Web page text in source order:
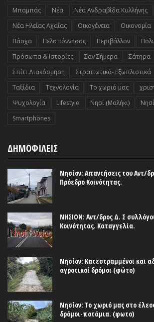
Μπαμπάς
Νέα Νέα Ανδραβίδα Κυλλήνης
Νέα Ηλείας Αχαΐας
Οικογένεια Οικονομία
Πάσχα
Πελοπόννησος Περιβάλλον
Πρόσωπα & Ιστορίες
Σαν Σήμερα
Σάτηρα
Σπίτι Διακόσμηση
Στρατιωτικά- Εξωπλιστικά
Ταξίδια
Τεχνολογία Το χωριό μας
Ψυχολογία
Lifestyle Nησί (Μαλήκι)
Smartphones
ΔΗΜΟΦΙΛΕΙΣ
Νησίον: Απαντήσεις του Αντ/
Πρόεδρο Κοινότητας.
ΝΗΣΙΟΝ: Αντ/δρος Δ. Σ
Κοινότητας. Καταγγελία.
Νησίον: Κατεστραμμένοι και
αγροτικοί δρόμοι (φώτο)
Νησίον: Το χωριό μας στο
δρόμοι-ποτάμια. (φωτο)